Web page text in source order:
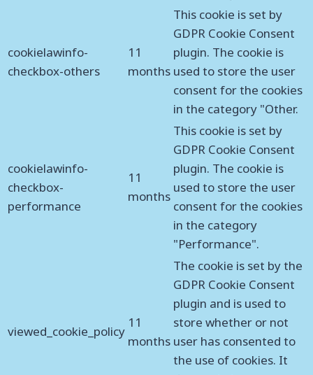
cookielawinfo-
checkbox-others
11
months
This cookie is set by
GDPR Cookie Consent
plugin. The cookie is
used to store the user
consent for the cookies
in the category "Other.
cookielawinfo-
checkbox-
performance
11
months
This cookie is set by
GDPR Cookie Consent
plugin. The cookie is
used to store the user
consent for the cookies
in the category
"Performance".
viewed_cookie_policy
11
months
The cookie is set by the
GDPR Cookie Consent
plugin and is used to
store whether or not
user has consented to
the use of cookies. It